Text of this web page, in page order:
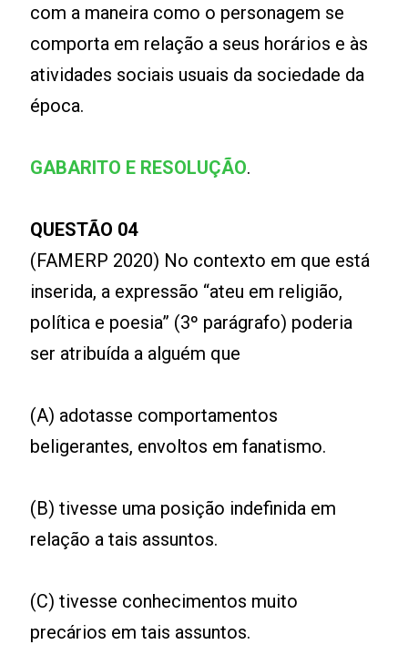
com a maneira como o personagem se
comporta em relação a seus horários e às
atividades sociais usuais da sociedade da
época.
GABARITO E RESOLUÇÃO.
QUESTÃO 04
(FAMERP 2020) No contexto em que está
inserida, a expressão “ateu em religião,
política e poesia” (3º parágrafo) poderia
ser atribuída a alguém que
(A) adotasse comportamentos
beligerantes, envoltos em fanatismo.
(B) tivesse uma posição indefinida em
relação a tais assuntos.
(C) tivesse conhecimentos muito
precários em tais assuntos.